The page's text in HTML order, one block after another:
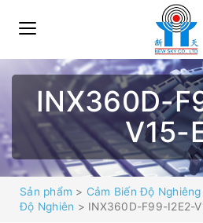
INX360D-
V15-
Sản phẩm > Cảm Biến Độ
Độ Nghiên > INX360D-F99-I2E2-